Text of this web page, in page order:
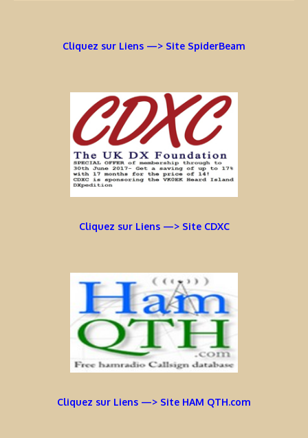
Cliquez sur Liens —> Site SpiderBeam
Cliquez sur Liens —> Site CDXC
Cliquez sur Liens —> Site HAM QTH.com